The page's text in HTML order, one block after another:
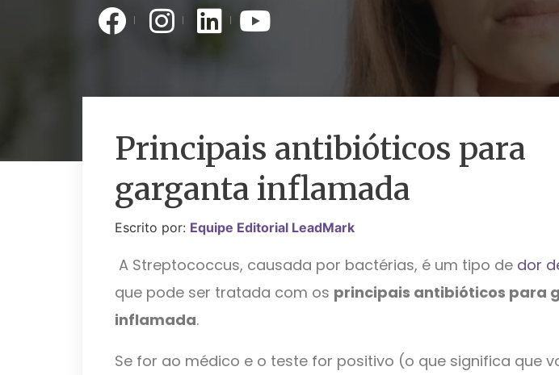
Principais antibióticos para
garganta inflamada
Escrito por: Equipe Editorial LeadMark
A Streptococcus, causada por bactérias, é um tipo de dor
que pode ser tratada com os principais antibióticos para
inflamada.
Se for ao médico e o teste for positivo (o que significa que